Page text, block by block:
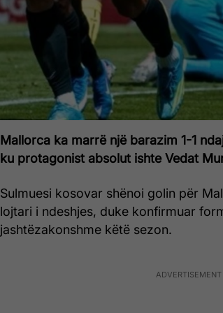
Mallorca ka marrë një barazim 1-1
ku protagonist absolut ishte Vedat
Sulmuesi kosovar shënoi golin për
lojtari i ndeshjes, duke konfirmuar
jashtëzakonshme këtë sezon.